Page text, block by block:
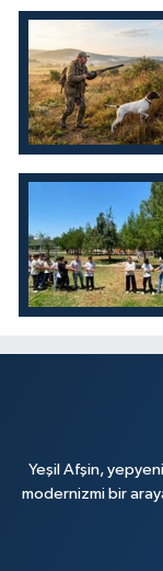
Yeşil Afşin,
modernizmi bir